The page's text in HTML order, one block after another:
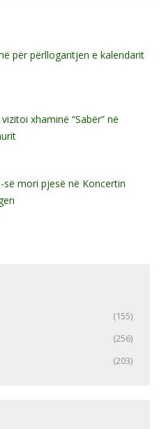
për përllogaritjen e kalendarit
xhaminë “Sabër” në
së mori pjesë në Koncertin
(155)
(256)
(203)